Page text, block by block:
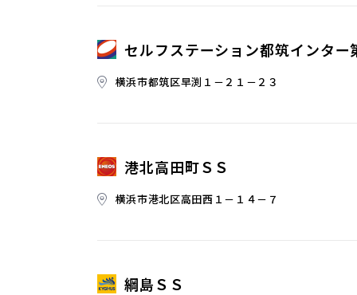
セルフステーション都筑インター
横浜市都筑区早渕１－２１－２３
港北高田町ＳＳ
横浜市港北区高田西１－１４－７
綱島ＳＳ